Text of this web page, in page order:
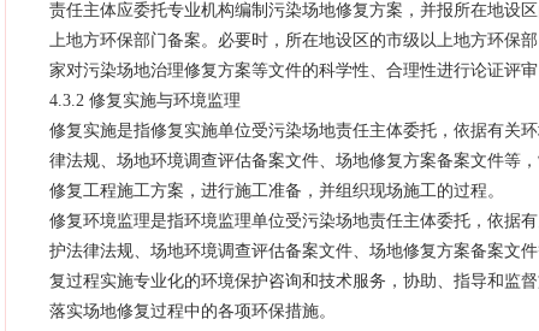
责任主体应委托专业机构编制污染场地修复方案，并报所在地设
上地方环保部门备案。必要时，所在地设区的市级以上地方环保
家对污染场地治理修复方案等文件的科学性、合理性进行论证评
4.3.2 修复实施与环境监理
修复实施是指修复实施单位受污染场地责任主体委托，依据有关
律法规、场地环境调查评估备案文件、场地修复方案备案文件等
修复工程施工方案，进行施工准备，并组织现场施工的过程。
修复环境监理是指环境监理单位受污染场地责任主体委托，依据
护法律法规、场地环境调查评估备案文件、场地修复方案备案文
复过程实施专业化的环境保护咨询和技术服务，协助、指导和监
落实场地修复过程中的各项环保措施。